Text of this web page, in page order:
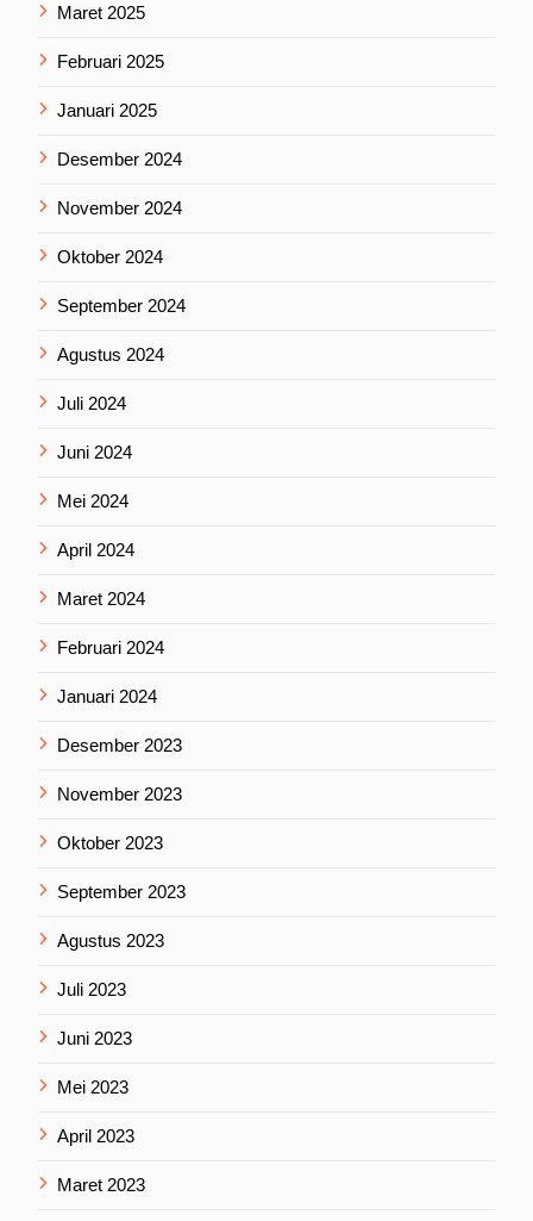
Maret 2025
Februari 2025
Januari 2025
Desember 2024
November 2024
Oktober 2024
September 2024
Agustus 2024
Juli 2024
Juni 2024
Mei 2024
April 2024
Maret 2024
Februari 2024
Januari 2024
Desember 2023
November 2023
Oktober 2023
September 2023
Agustus 2023
Juli 2023
Juni 2023
Mei 2023
April 2023
Maret 2023